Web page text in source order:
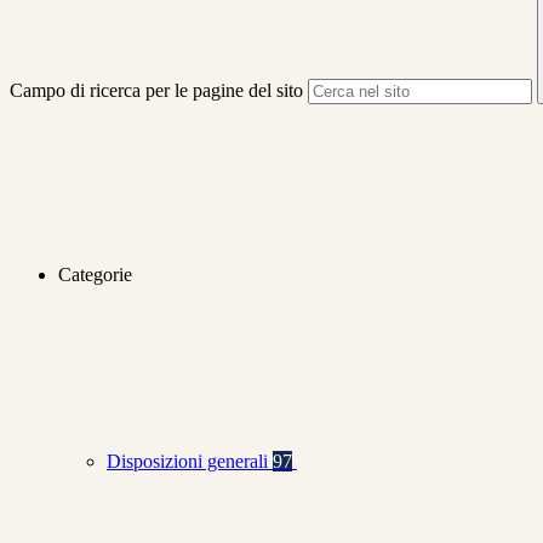
Campo di ricerca per le pagine del sito
Categorie
Disposizioni generali 97